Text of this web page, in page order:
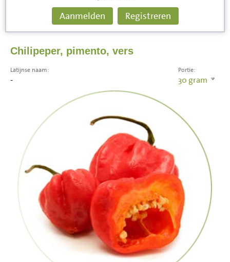
Aanmelden Registreren
Chilipeper, pimento, vers
Portie:
30 gram
Latijnse naam:
-